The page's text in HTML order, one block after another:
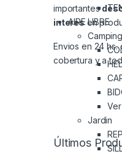
AIRE LIBRE
Camping
Jardin
importantes
interesen
Envios en 24
cobertura y a
Últimos